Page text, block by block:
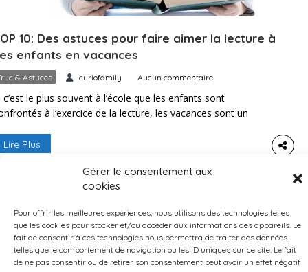
Gérer le consentement aux
cookies
Pour offrir les meilleures expériences, nous utilisons des technologies telles
que les cookies pour stocker et/ou accéder aux informations des appareils. Le
fait de consentir à ces technologies nous permettra de traiter des données
telles que le comportement de navigation ou les ID uniques sur ce site. Le fait
de ne pas consentir ou de retirer son consentement peut avoir un effet négatif
10: Des astuces pour faire aimer la lecture à
enfants en vacances
& Astuces curiofamily Aucun commentaire
c’est le plus souvent à l’école que les enfants sont
à l’exercice de la lecture, les vacances sont un
Qu’il pleuve, qu’il vente, qu’il fasse beau, le livre sera
dix petits conseils pour […]
Lire Plus